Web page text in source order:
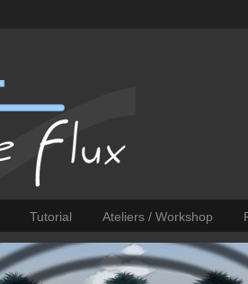
Tutorial Ateliers / Workshop